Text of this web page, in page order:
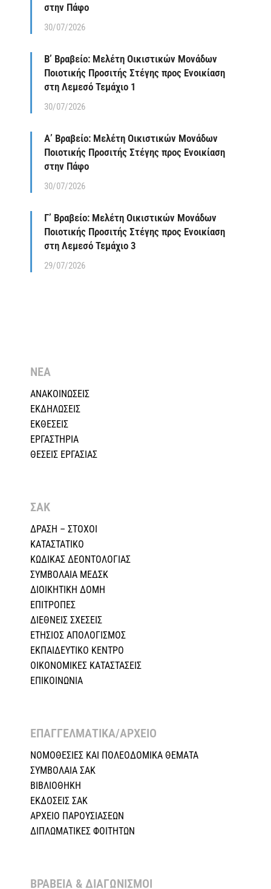
στην Πάφο
30/07/2026
Β’ Βραβείο: Μελέτη Οικιστικών Μονάδων
Ποιοτικής Προσιτής Στέγης προς Ενοικίαση
στη Λεμεσό Τεμάχιο 1
30/07/2026
Α’ Βραβείο: Μελέτη Οικιστικών Μονάδων
Ποιοτικής Προσιτής Στέγης προς Ενοικίαση
στην Πάφο
30/07/2026
Γ’ Βραβείο: Μελέτη Οικιστικών Μονάδων
Ποιοτικής Προσιτής Στέγης προς Ενοικίαση
στη Λεμεσό Τεμάχιο 3
29/07/2026
ΝΕΑ
ΑΝΑΚΟΙΝΩΣΕΙΣ
ΕΚΔΗΛΩΣΕΙΣ
ΕΚΘΕΣΕΙΣ
ΕΡΓΑΣΤΗΡΙΑ
ΘΕΣΕΙΣ ΕΡΓΑΣΙΑΣ
ΣΑΚ
ΔΡΑΣΗ – ΣΤΟΧΟΙ
ΚΑΤΑΣΤΑΤΙΚΟ
ΚΩΔΙΚΑΣ ΔΕΟΝΤΟΛΟΓΙΑΣ
ΣΥΜΒΟΛΑΙΑ ΜΕΔΣΚ
ΔΙΟΙΚΗΤΙΚΗ ΔΟΜΗ
ΕΠΙΤΡΟΠΕΣ
ΔΙΕΘΝΕΙΣ ΣΧΕΣEIΣ
ΕΤΗΣΙΟΣ ΑΠΟΛΟΓΙΣΜΟΣ
ΕΚΠΑΙΔΕΥΤΙΚΟ ΚΕΝΤΡΟ
ΟΙΚΟΝΟΜΙΚΕΣ ΚΑΤΑΣΤΑΣΕΙΣ
ΕΠΙΚΟΙΝΩΝΙΑ
ΕΠΑΓΓΕΛΜΑΤΙΚΑ/ΑΡΧΕΙΟ ​
ΝΟΜΟΘΕΣΙΕΣ KAI ΠΟΛΕΟΔΟΜΙΚΑ ΘΕΜΑΤΑ
ΣΥΜΒΟΛΑΙΑ ΣΑΚ
ΒΙΒΛΙΟΘΗΚΗ
ΕΚΔΟΣΕΙΣ ΣΑΚ
ΑΡΧΕΙΟ ΠΑΡΟΥΣΙΑΣΕΩΝ
ΔΙΠΛΩΜΑΤΙΚΕΣ ΦΟΙΤΗΤΩΝ
ΒΡΑΒΕΙΑ & ΔΙΑΓΩΝΙΣΜΟΙ ​